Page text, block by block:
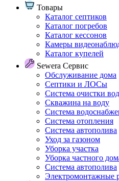
Товары
Каталог септиков
Каталог погребов
Каталог кессонов
Камеры
Каталог купелей
Sewera Сервис
Обслуживание дома
Септики и ЛОСы
Система очистки
Скважина на воду
Система
Система отопления
Система автополива
Уход за газоном
Уборка участка
Уборка частного
Система автополива
Электромонтажные